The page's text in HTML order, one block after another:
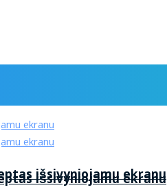
išsivyniojamu ekranu
išsivyniojamu ekranu